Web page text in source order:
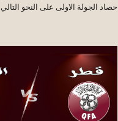
حصاد الجولة الاولى على النحو التالي